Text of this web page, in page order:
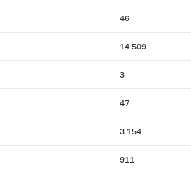
46
14 509
3
47
3 154
911